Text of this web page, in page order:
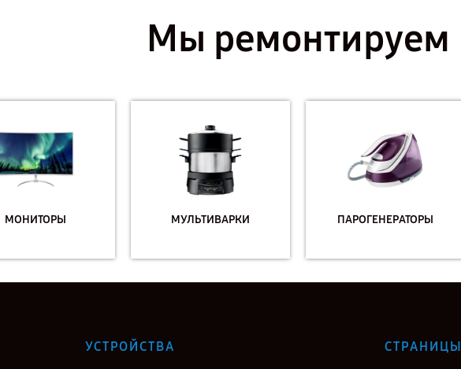
Мы ремонтируем
МОНИТОРЫ МУЛЬТИВАРКИ ПАРОГЕНЕРАТОРЫ
УСТРОЙСТВА СТРАНИЦЫ